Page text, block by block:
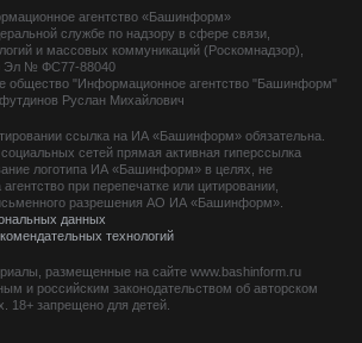
агентство «Башинформ»
службе по надзору в сфере связи,
и массовых коммуникаций (Роскомнадзор),
Эл № ФС77-88040
общество "Информационное агентство "Башинформ"
Руслан Михайлович
ссылка на ИА «Башинформ» обязательна.
сетей прямая активная гиперссылка
логотипа ИА «Башинформ» в целях, не
при перепечатке или цитировании,
разрешения АО ИА «Башинформ».
данных
технологий
размещенные на сайте www.bashinform.ru
и российским законодательством об авторском
18+ запрещено для детей.